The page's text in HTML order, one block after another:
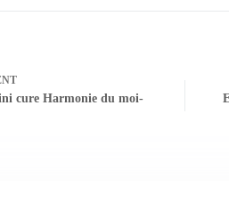
cure Harmonie du moi-